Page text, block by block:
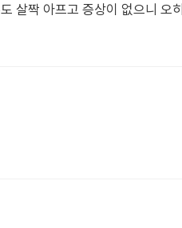
살짝 아프고 증상이 없으니 오